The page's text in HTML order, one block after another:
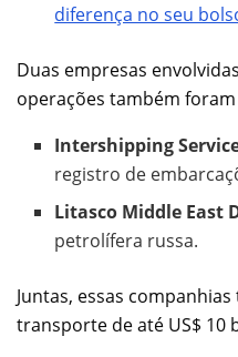
diferença no seu
Duas empresas
operações também
Intershipping
registro de
Litasco Middle East
petrolífera russa.
Juntas, essas
transporte de até US$ 10